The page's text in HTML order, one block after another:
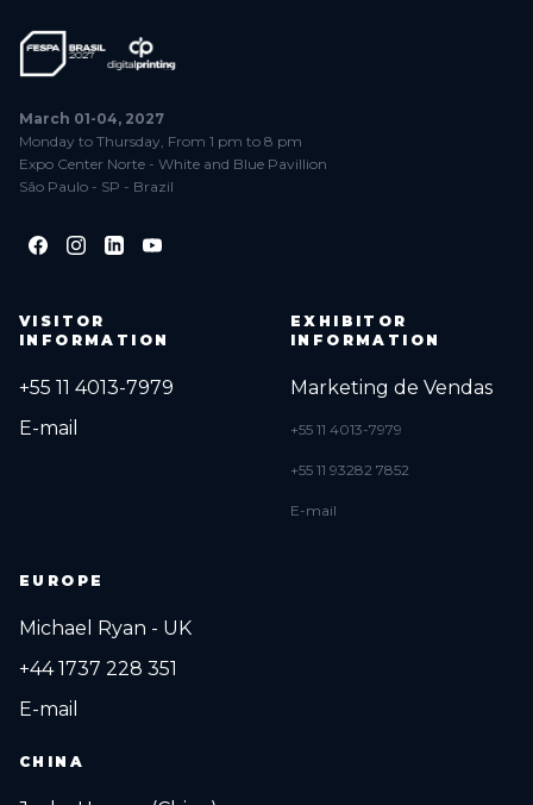
March 01-04, 2027
Monday to Thursday, From 1 pm to 8 pm
Expo Center Norte - White and Blue Pavillion
São Paulo - SP - Brazil
VISITOR
INFORMATION
+55 11 4013-7979
E-mail
EXHIBITOR
INFORMATION
Marketing de Vendas
+55 11 4013-7979
+55 11 93282 7852
E-mail
EUROPE
Michael Ryan - UK
+44 1737 228 351
E-mail
CHINA